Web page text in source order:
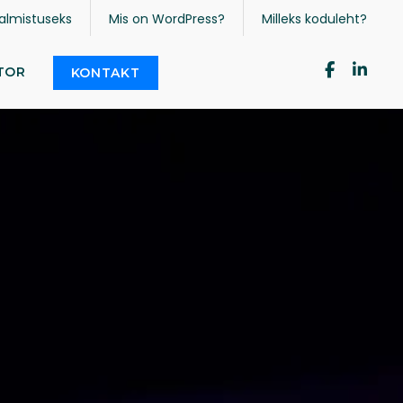
Milleks koduleht?
Mis on WordPress?
KONTAKT